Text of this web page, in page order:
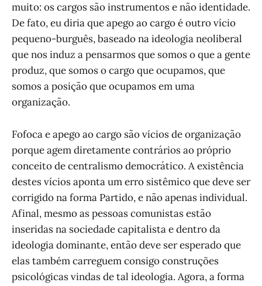
muito: os cargos são instrumentos e não identidade.
De fato, eu diria que apego ao cargo é outro vício
pequeno-burguês, baseado na ideologia neoliberal
que nos induz a pensarmos que somos o que a gente
produz, que somos o cargo que ocupamos, que
somos a posição que ocupamos em uma
organização.
Fofoca e apego ao cargo são vícios de organização
porque agem diretamente contrários ao próprio
conceito de centralismo democrático. A existência
destes vícios aponta um erro sistêmico que deve ser
corrigido na forma Partido, e não apenas individual.
Afinal, mesmo as pessoas comunistas estão
inseridas na sociedade capitalista e dentro da
ideologia dominante, então deve ser esperado que
elas também carreguem consigo construções
psicológicas vindas de tal ideologia. Agora, a forma